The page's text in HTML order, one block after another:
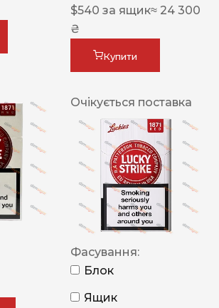
$540 за ящик≈ 24 300
₴
Купити
Очікується поставка
Фасування:
Блок
Ящик